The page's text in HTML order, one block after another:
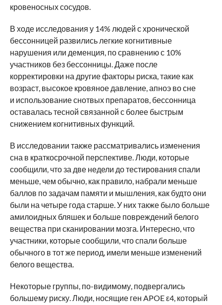
кровеносных сосудов.
В ходе исследования у 14% людей с хронической
бессонницей развились легкие когнитивные
нарушения или деменция, по сравнению с 10%
участников без бессонницы. Даже после
корректировки на другие факторы риска, такие как
возраст, высокое кровяное давление, апноэ во сне
и использование снотвых препаратов, бессонница
оставалась тесной связанной с более быстрым
снижением когнитивных функций.
В исследовании также рассматривались изменения
сна в краткосрочной перспективе. Люди, которые
сообщили, что за две недели до тестирования спали
меньше, чем обычно, как правило, набрали меньше
баллов по задачам памяти и мышления, как будто они
были на четыре года старше. У них также было больше
амилоидных бляшек и больше повреждений белого
вещества при сканировании мозга. Интересно, что
участники, которые сообщили, что спали больше
обычного в тот же период, имели меньше изменений
белого вещества.
Некоторые группы, по-видимому, подвергались
большему риску. Люди, носящие ген APOE ε4, который